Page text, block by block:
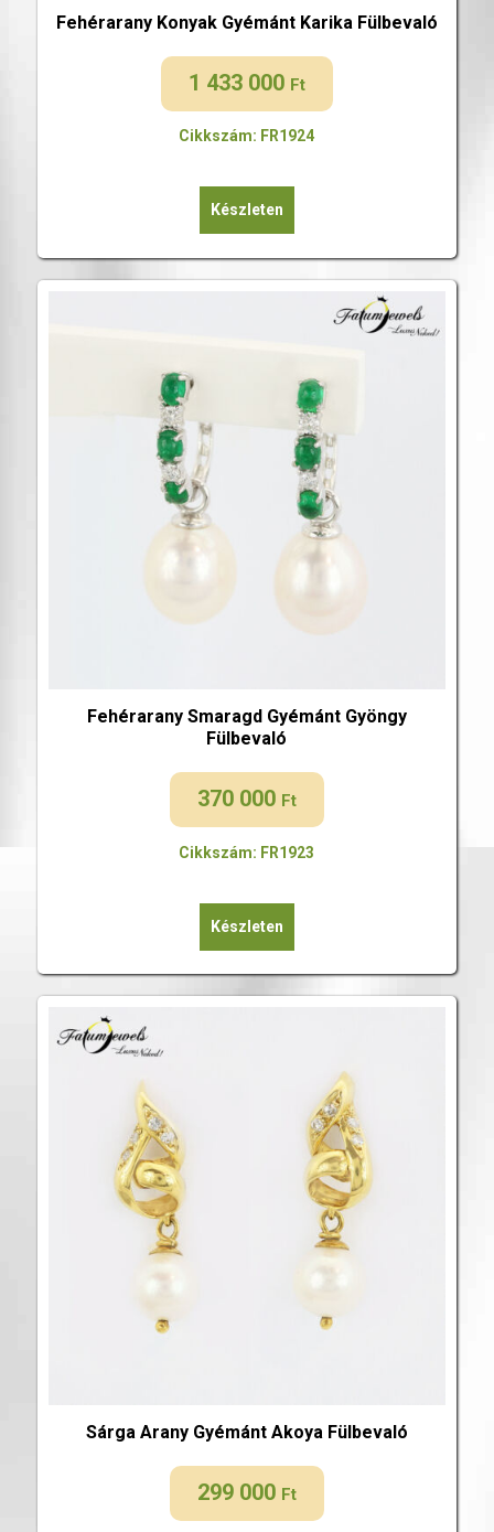
Fehérarany Konyak Gyémánt Karika Fülbevaló
1 433 000 Ft
Cikkszám: FR1924
Készleten
Fehérarany Smaragd Gyémánt Gyöngy
Fülbevaló
370 000 Ft
Cikkszám: FR1923
Készleten
Sárga Arany Gyémánt Akoya Fülbevaló
299 000 Ft